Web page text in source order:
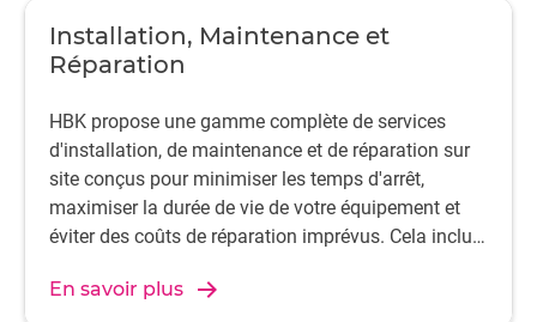
Installation, Maintenance et
Réparation
HBK propose une gamme complète de services
d'installation, de maintenance et de réparation sur
site conçus pour minimiser les temps d'arrêt,
maximiser la durée de vie de votre équipement et
éviter des coûts de réparation imprévus. Cela inclut
En savoir plus